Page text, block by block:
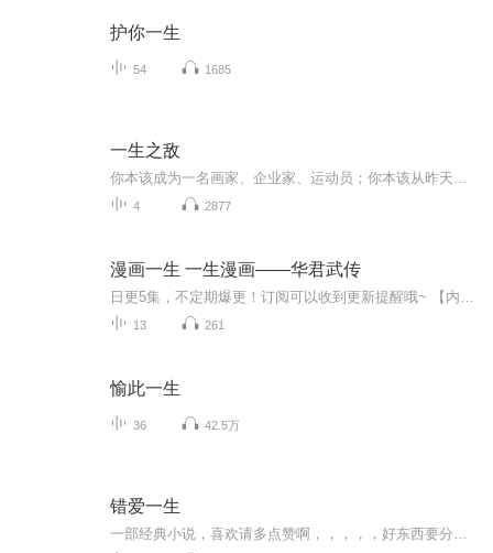
护你一生
54 1685
一生之敌
4 2877
漫画一生 一生漫画——华君武传
13 261
愉此一生
36 42.5万
错爱一生